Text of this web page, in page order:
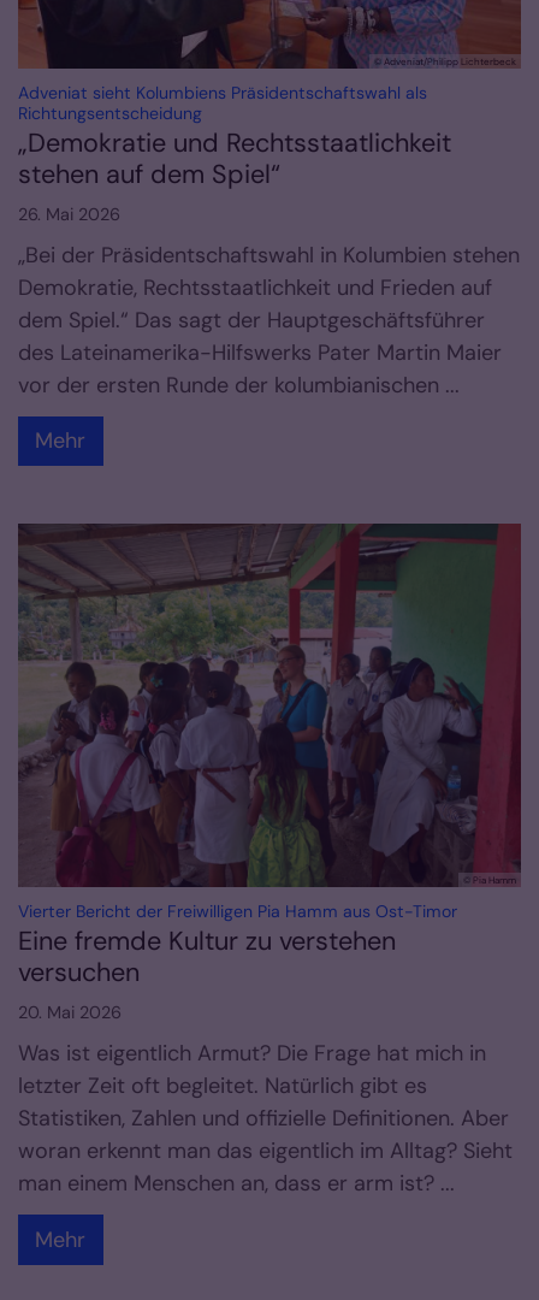
© Adveniat/Philipp Lichterbeck
Adveniat sieht Kolumbiens Präsidentschaftswahl als
Richtungsentscheidung:
„Demokratie und Rechtsstaatlichkeit
stehen auf dem Spiel“
26. Mai 2026
„Bei der Präsidentschaftswahl in Kolumbien stehen
Demokratie, Rechtsstaatlichkeit und Frieden auf
dem Spiel.“ Das sagt der Hauptgeschäftsführer
des Lateinamerika-Hilfswerks Pater Martin Maier
vor der ersten Runde der kolumbianischen ...
Mehr
© Pia Hamm
Vierter Bericht der Freiwilligen Pia Hamm aus Ost-Timor:
Eine fremde Kultur zu verstehen
versuchen
20. Mai 2026
Was ist eigentlich Armut? Die Frage hat mich in
letzter Zeit oft begleitet. Natürlich gibt es
Statistiken, Zahlen und offizielle Definitionen. Aber
woran erkennt man das eigentlich im Alltag? Sieht
man einem Menschen an, dass er arm ist? ...
Mehr